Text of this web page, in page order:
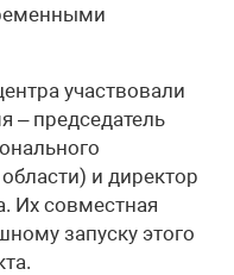
участвовали
– председатель
и директор
Их совместная
запуску этого